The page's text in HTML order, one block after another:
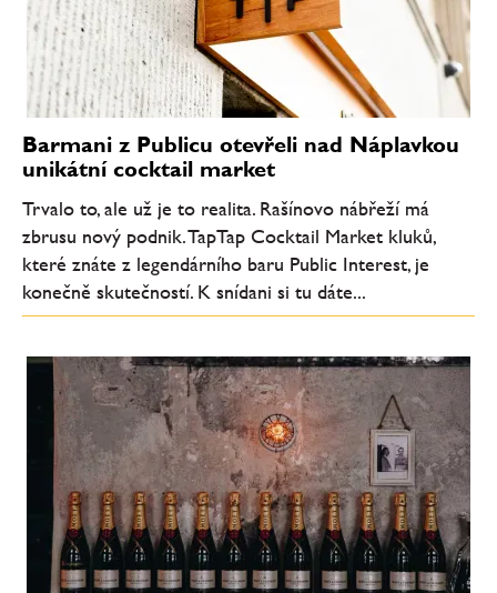
Barmani z Publicu otevřeli nad Náplavkou
unikátní cocktail market
Trvalo to, ale už je to realita. Rašínovo nábřeží má
zbrusu nový podnik. TapTap Cocktail Market kluků,
které znáte z legendárního baru Public Interest, je
konečně skutečností. K snídani si tu dáte...